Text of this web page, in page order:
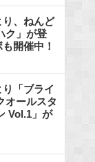
、ねんど
ク」が登
開催中！
「ブライ
オールスタ
Vol.1」が